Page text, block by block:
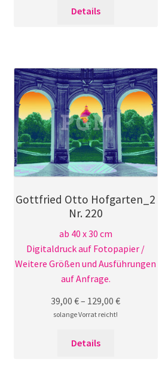
Details
auf.
Die
Optionen
können
auf
der
Produktseite
werden
Gottfried Otto Hofgarten_2
Nr. 220
ab 40 x 30 cm
Digitaldruck auf Fotopapier /
Weitere Größen und Ausführungen
auf Anfrage.
39,00€– 129,00€
solange Vorrat reicht!
Details